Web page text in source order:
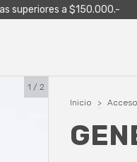
superiores a $150.000.-
1 / 2
Inicio
>